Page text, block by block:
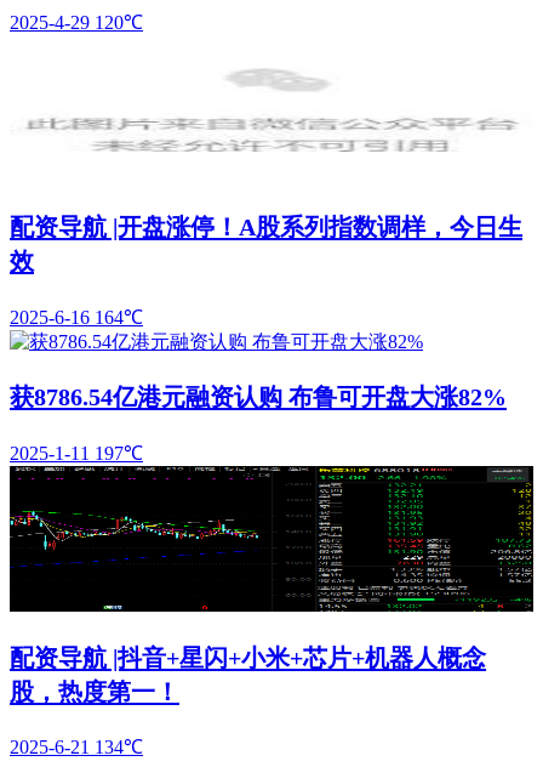
2025-4-29 120℃
配资导航 |开盘涨停！A股系列指数调样，今日生
效
2025-6-16 164℃
获8786.54亿港元融资认购 布鲁可开盘大涨82%
2025-1-11 197℃
配资导航 |抖音+星闪+小米+芯片+机器人概念
股，热度第一！
2025-6-21 134℃